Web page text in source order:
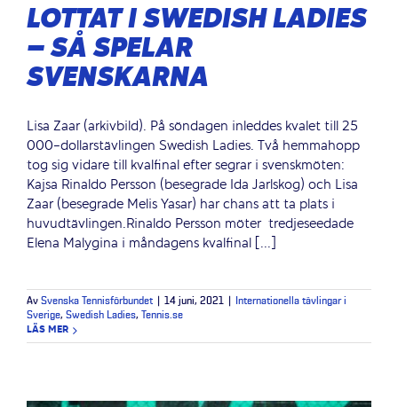
LOTTAT I SWEDISH LADIES
– SÅ SPELAR
SVENSKARNA
Lisa Zaar (arkivbild). På söndagen inleddes kvalet till 25
000-dollarstävlingen Swedish Ladies. Två hemmahopp
tog sig vidare till kvalfinal efter segrar i svenskmöten:
Kajsa Rinaldo Persson (besegrade Ida Jarlskog) och Lisa
Zaar (besegrade Melis Yasar) har chans att ta plats i
huvudtävlingen.Rinaldo Persson möter tredjeseedade
Elena Malygina i måndagens kvalfinal [...]
Av Svenska Tennisförbundet 14 juni, 2021
Internationella tävlingar i
Sverige, Swedish Ladies, Tennis.se
LÄS MER